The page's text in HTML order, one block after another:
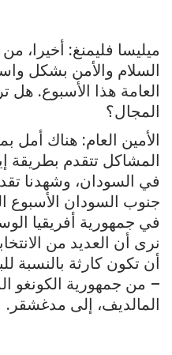
ميليسا فليمنغ: أخيرا،
السلام والأمن بشكل
العامة هذا الأسبوع.
المجال؟
الأمين العام: هناك أمل
المشاكل تتقدم بطريقة
في السودان، وشهدنا
جنوب السودان الأسبوع
في جمهورية أفريقيا
نرى أن العديد من
أن تكون كارثة بالنسبة
– من جمهورية الكونغو
المالديف، إلى مدغشقر.